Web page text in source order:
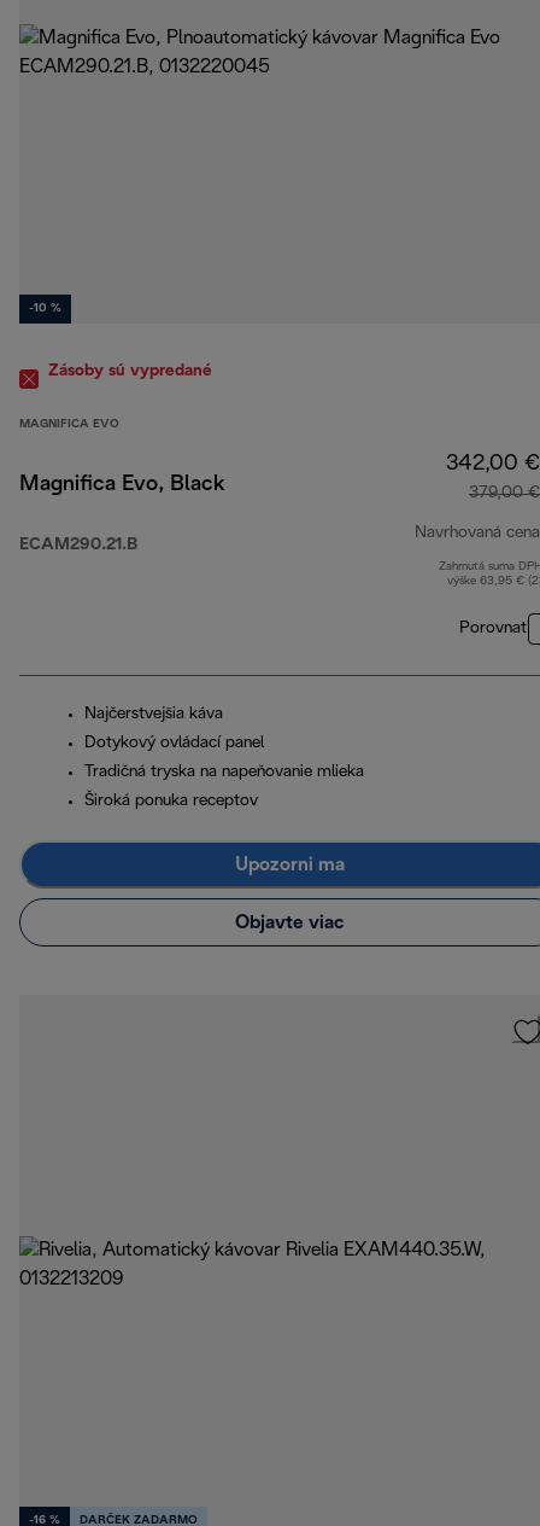
-10 %
Zásoby sú vypredané
MAGNIFICA EVO
Magnifica Evo, Black
ECAM290.21.B
342,00 €
379,00 €
Navrhovaná cena
Zahrnutá suma
výške 63,95 €
Porovnať
Najčerstvejšia káva
Dotykový ovládací panel
Tradičná tryska na napeňovanie mlieka
Široká ponuka receptov
Upozorni ma
Objavte viac
-16 % DARČEK ZADARMO